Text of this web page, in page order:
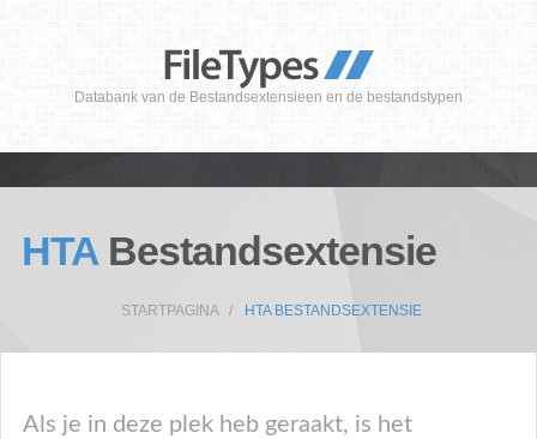
Databank van de Bestandsextensieen en de bestandstypen
HTA Bestandsextensie
STARTPAGINA HTA BESTANDSEXTENSIE
Als je in deze plek heb geraakt, is het